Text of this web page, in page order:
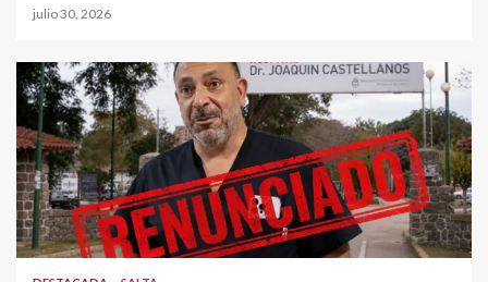
julio 30, 2026